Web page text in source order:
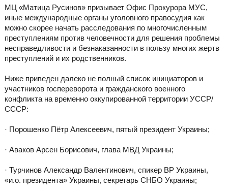
МЦ «Матица Русинов» призывает Офис Прокурора МУС,
иные международные органы уголовного правосудия как
можно скорее начать расследования по многочисленным
преступлениям против человечности для решения проблемы
несправедливости и безнаказанности в пользу многих жертв
преступлений и их родственников.
Ниже приведен далеко не полный список инициаторов и
участников госпереворота и гражданского военного
конфликта на временно оккупированной территории УССР/
СССР:
· Порошенко Пётр Алексеевич, пятый президент Украины;
· Аваков Арсен Борисович, глава МВД Украины;
· Турчинов Александр Валентинович, спикер ВР Украины,
«и.о. президента» Украины, секретарь СНБО Украины;